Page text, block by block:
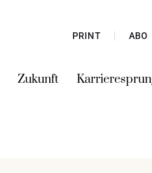
PRINT ABO
Zukunft